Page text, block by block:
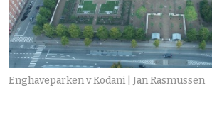
Enghaveparken v Kodani | Jan Rasmussen